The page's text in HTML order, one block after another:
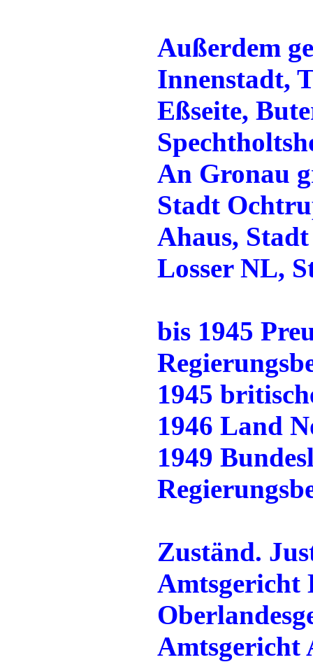
Außerdem
Innenstadt,
Eßseite,
An Gronau
Stadt
Ahaus,
Losser NL,
bis 1945
1945
1946 Land
1949
Zuständ.
Amtsgericht
Amtsgericht